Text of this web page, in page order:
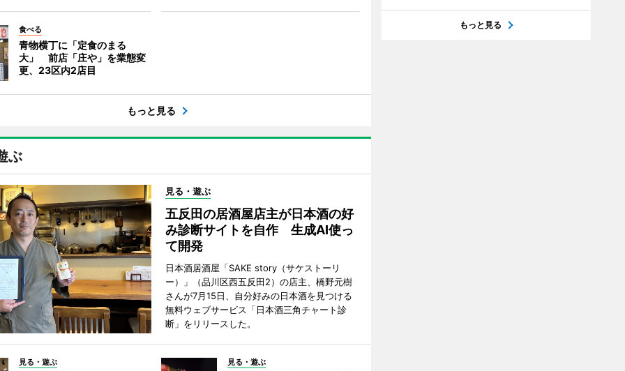
食べる
青物横丁に「定食のまる
大」 前店「庄や」を業態変
更、23区内2店目
もっと見る
ぶ
見る・遊ぶ
五反田の居酒屋店主が日本酒の好
み診断サイトを自作 生成AI使っ
て開発
日本酒居酒屋「SAKE story（サケストーリ
ー）」（品川区西五反田2）の店主、橋野元樹
さんが7月15日、自分好みの日本酒を見つける
無料ウェブサービス「日本酒三角チャート診
断」をリリースした。
見る・遊ぶ 見る・遊ぶ
もっと見る